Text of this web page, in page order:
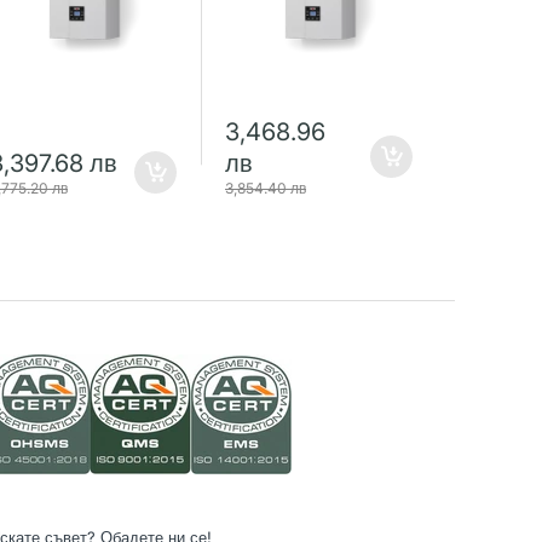
лв
лв
3,468.96
лв
3,854.40 лв
съвет? Обадете ни се!